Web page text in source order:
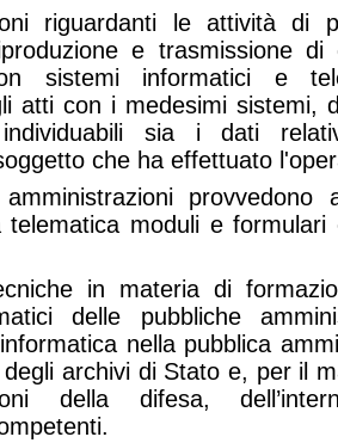
riguardanti le attività di
e trasmissione
sistemi informatici e
atti con i medesimi sistemi,
sia i dati
che ha effettuato
amministrazioni
telematica moduli e
in materia di
delle pubbliche
nella pubblica
degli archivi di Stato e, per il
della difesa,